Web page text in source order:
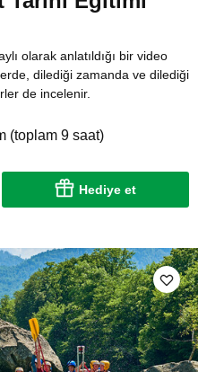
olarak anlatıldığı bir video
dilediği zamanda ve dilediği
de incelenir.
(toplam 9 saat)
Hediye et